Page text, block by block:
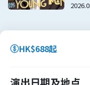
HK$688起